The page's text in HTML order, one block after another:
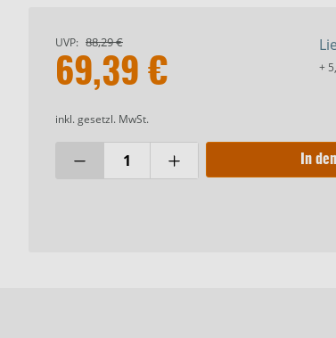
69,39 €
UVP: 88,29 €
inkl. gesetzl. MwSt.
+
In